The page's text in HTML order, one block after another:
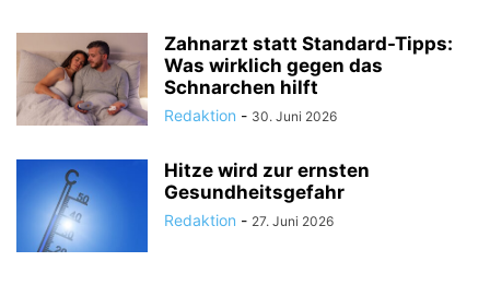
Zahnarzt statt Standard-Tipps:
Was wirklich gegen das
Schnarchen hilft
Redaktion - 30. Juni 2026
Hitze wird zur ernsten
Gesundheitsgefahr
Redaktion - 27. Juni 2026